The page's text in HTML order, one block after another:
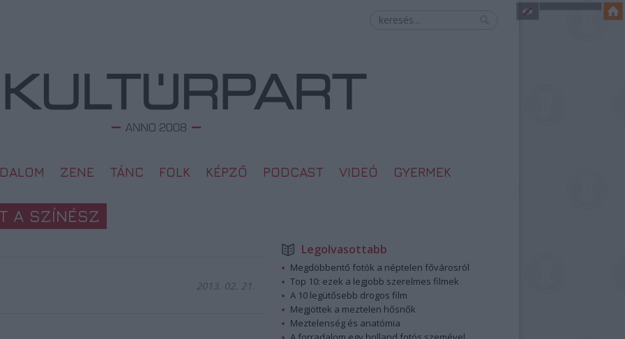
ZENE TÁNC FOLK KÉPZŐ PODCAST VIDEÓ GYERMEK
A SZÍNÉSZ
2013. 02. 21.
Legolvasottabb
Megdöbbentő fotók a néptelen fővárosról
Top 10: ezek a legjobb szerelmes filmek
A 10 legütősebb drogos film
Megjöttek a meztelen hősnők
Meztelenség és anatómia